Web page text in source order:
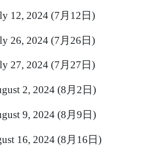
12, 2024 (7月12日 )
26, 2024 (7月26日 )
27, 2024 (7月27日)
2, 2024 (8月2日 )
9, 2024 (8月9日 )
16, 2024 (8月16日 )